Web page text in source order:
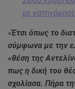
με
«Έτσι όπως το
σύμφωνα με την
«θέση της
πως η δική του
σχολίασα. Πήρα